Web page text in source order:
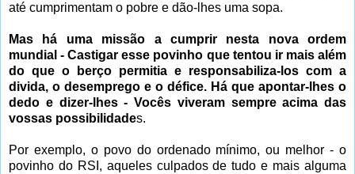
até cumprimentam o pobre e dão-lhes uma sopa.
Mas há uma missão a cumprir nesta nova ordem
mundial - Castigar esse povinho que tentou ir mais além
do que o berço permitia e responsabiliza-los com a
divida, o desemprego e o défice. Há que apontar-lhes o
dedo e dizer-lhes - Vocês viveram sempre acima das
vossas possibilidades.
Por exemplo, o povo do ordenado mínimo, ou melhor - o
povinho do RSI, aqueles culpados de tudo e mais alguma